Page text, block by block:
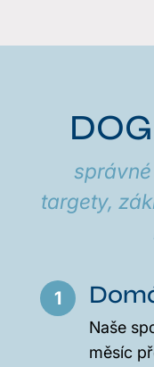
targety,
1
Naše
měsíc